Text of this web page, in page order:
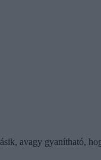
avagy gyanítható,